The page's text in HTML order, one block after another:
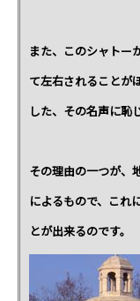
また、このシャトー
て左右されることが
した、その名声に恥
その理由の一つが、
によるもので、これ
とが出来るのです。